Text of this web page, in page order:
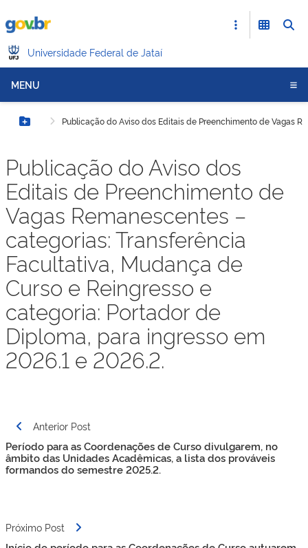
Universidade Federal de Jataí
MENU
Botão MenuPublicação do Aviso dos Editais de Preenchimento de Vagas
Publicação do Aviso dos
Editais de Preenchimento de
Vagas Remanescentes –
categorias: Transferência
Facultativa, Mudança de
Curso e Reingresso e
categoria: Portador de
Diploma, para ingresso em
2026.1 e 2026.2.
Navegação
de
Post
Anterior Post
Período para as Coordenações de Curso divulgarem, no
âmbito das Unidades Acadêmicas, a lista dos prováveis
formandos do semestre 2025.2.
Próximo Post